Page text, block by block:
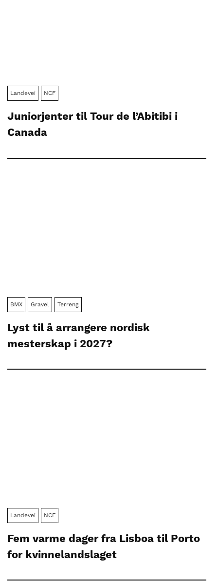
Landevei NCF
Juniorjenter til Tour de l’Abitibi i
Canada
BMX Gravel Terreng
Lyst til å arrangere nordisk
mesterskap i 2027?
Landevei NCF
Fem varme dager fra Lisboa til Porto
for kvinnelandslaget